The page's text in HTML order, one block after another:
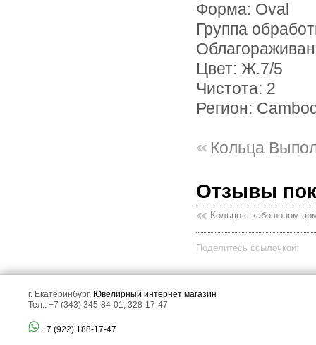
Форма: Oval
Группа
Цвет: Ж.7/5
Чистота: 2
Регион:
Кольца
Отзывы
Кольцо с кабошоном
Поделитесь ссылочкой:
г. Екатеринбург, Ювелирный интернет магазин
Тел.: +7 (343) 345-84-01, 328-17-47
+7 (922) 188-17-47